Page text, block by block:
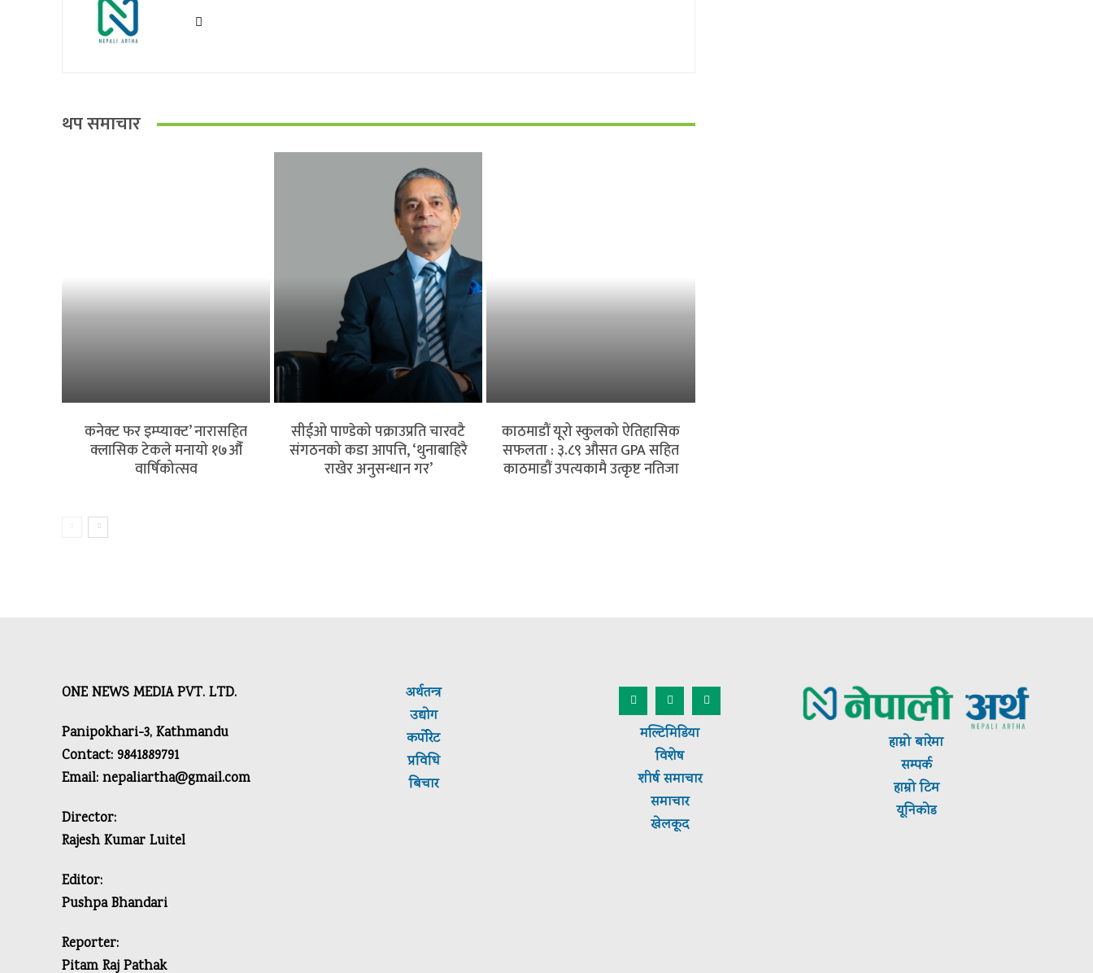
थप समाचार
कनेक्ट फर इम्प्याक्ट’ नारासहित
क्लासिक टेकले मनायो १७औँ
वार्षिकोत्सव
सीईओ पाण्डेको पक्राउप्रति चारवटै
संगठनको कडा आपत्ति, ‘थुनाबाहिरै
राखेर अनुसन्धान गर’
काठमाडौं यूरो स्कुलको ऐतिहासिक
सफलता : ३.८९ औसत GPA सहित
काठमाडौं उपत्यकामै उत्कृष्ट नतिजा
ONE NEWS MEDIA PVT. LTD.
Panipokhari-3, Kathmandu
Contact: 9841889791
Email: nepaliartha@gmail.com
Director:
Rajesh Kumar Luitel
Editor:
Pushpa Bhandari
Reporter:
Pitam Raj Pathak
अर्थतन्त्र
उद्योग
कर्पाेरेट
प्रविधि
बिचार
मल्टिमिडिया
विशेष
शीर्षसमाचार
समाचार
खेलकूद
हाम्रो बारेमा
सम्पर्क
हाम्रो टिम
यूनिकोड